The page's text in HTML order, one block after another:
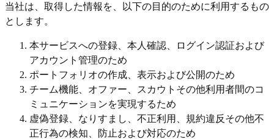
当社は、取得した情報を、以下の目的のために利用するもの
とします。
本サービスへの登録、本人確認、ログイン認証および
アカウント管理のため
ポートフォリオの作成、表示および公開のため
チーム機能、オファー、スカウトその他利用者間のコ
ミュニケーションを実現するため
虚偽登録、なりすまし、不正利用、規約違反その他不
正行為の検知、防止および対応のため